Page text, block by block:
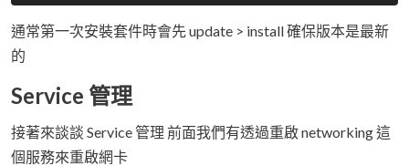
通常第一次安裝套件時會先 update > install 確保版本是最新
的
Service 管理
接著來談談 Service 管理 前面我們有透過重啟 networking 這
個服務來重啟網卡